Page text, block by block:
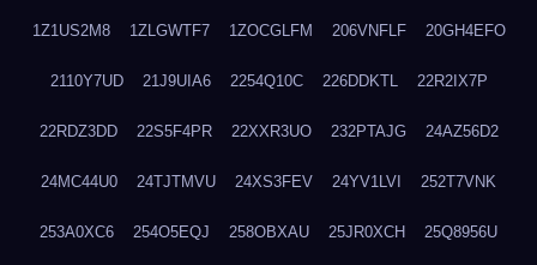
1Z1US2M8 1ZLGWTF7 1ZOCGLFM 206VNFLF 20GH4EFO
2110Y7UD 21J9UIA6 2254Q10C 226DDKTL 22R2IX7P
22RDZ3DD 22S5F4PR 22XXR3UO 232PTAJG 24AZ56D2
24MC44U0 24TJTMVU 24XS3FEV 24YV1LVI 252T7VNK
253A0XC6 254O5EQJ 258OBXAU 25JR0XCH 25Q8956U